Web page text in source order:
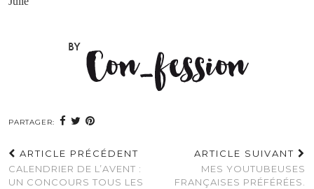
PARTAGER:
ARTICLE PRÉCÉDENT
CALENDRIER DE L’AVENT :
UN CONCOURS TOUS LES
ARTICLE SUIVANT
MES YOUTUBEUSES
FRANÇAISES PRÉFÉRÉES.